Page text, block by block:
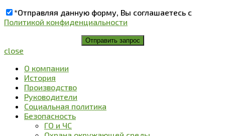
*Отправляя данную форму, Вы соглашаетесь с
Политикой конфиденциальности
close
О компании
История
Производство
Руководители
Социальная политика
Безопасность
ГО и ЧС